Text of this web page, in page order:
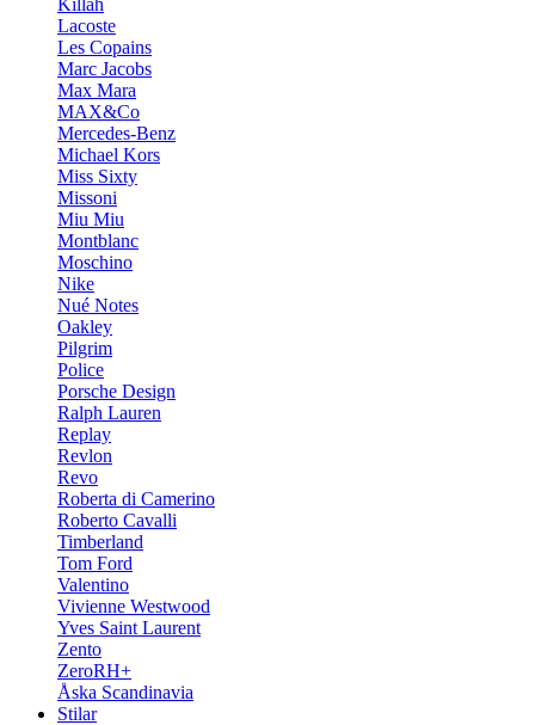
Killah
Lacoste
Les Copains
Marc Jacobs
Max Mara
MAX&Co
Mercedes-Benz
Michael Kors
Miss Sixty
Missoni
Miu Miu
Montblanc
Moschino
Nike
Nué Notes
Oakley
Pilgrim
Police
Porsche Design
Ralph Lauren
Replay
Revlon
Revo
Roberta di Camerino
Roberto Cavalli
Timberland
Tom Ford
Valentino
Vivienne Westwood
Yves Saint Laurent
Zento
ZeroRH+
Åska Scandinavia
Stilar